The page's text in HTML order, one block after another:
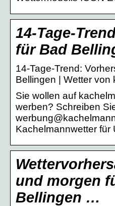
14-Tage-
für Bad
14-Tage-Trend:
Bellingen | Wetter von
Sie wollen auf
werben? Schreiben
Kachelmannwetter für
und morgen
Bellingen …